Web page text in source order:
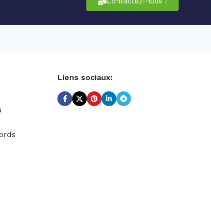
Liens sociaux: